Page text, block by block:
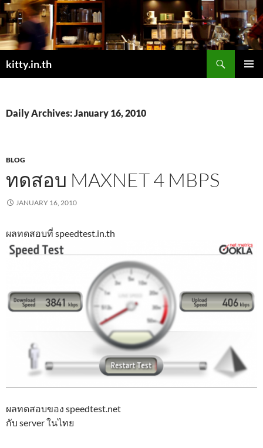
Skip
to
content
kitty.in.th
Daily Archives: January 16, 2010
BLOG
ทดสอบ MAXNET 4 MBPS
JANUARY 16, 2010
ผลทดสอบที่ speedtest.in.th
ผลทดสอบของ speedtest.net
กับ server ในไทย